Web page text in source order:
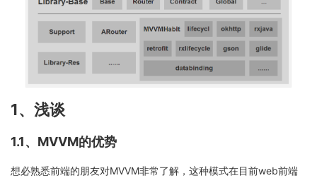
1、浅谈
1.1、MVVM的优势
想必熟悉前端的朋友对MVVM非常了解，这种模式在目前web前端